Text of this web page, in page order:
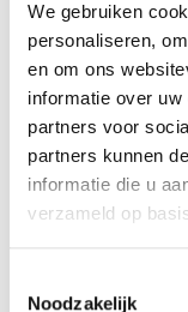
We gebruiken
personaliseren,
en om ons
informatie over
partners voor
partners kunnen
informatie die u
verzameld op
Noodzakelijk
inspectielocatie
hierover vindt u
Het is verplicht
laten
voordat u ze
aan de
“verleggen”